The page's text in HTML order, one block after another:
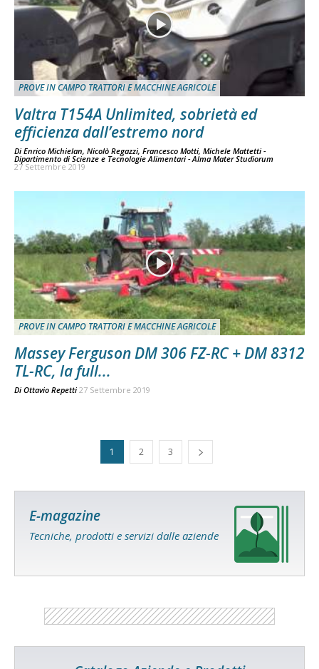
PROVE IN CAMPO TRATTORI E MACCHINE AGRICOLE
Valtra T154A Unlimited, sobrietà ed
efficienza dall’estremo nord
Di Enrico Michielan, Nicolò Regazzi, Francesco Motti, Michele Mattetti -
Dipartimento di Scienze e Tecnologie Alimentari - Alma Mater Studiorum
27 Settembre 2019
PROVE IN CAMPO TRATTORI E MACCHINE AGRICOLE
Massey Ferguson DM 306 FZ-RC + DM 8312
TL-RC, la full...
Di Ottavio Repetti 27 Settembre 2019
1 2 3
E-magazine
Tecniche, prodotti e servizi dalle aziende